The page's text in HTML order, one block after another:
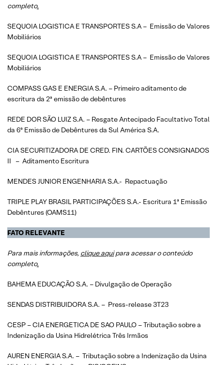
completo.
SEQUOIA LOGISTICA E TRANSPORTES S.A – Emissão de Valores
Mobiliários
SEQUOIA LOGISTICA E TRANSPORTES S.A – Emissão de Valores
Mobiliários
COMPASS GAS E ENERGIA S.A. – Primeiro aditamento de
escritura da 2ª emissão de debêntures
REDE DOR SÃO LUIZ S.A. – Resgate Antecipado Facultativo Total
da 6ª Emissão de Debêntures da Sul América S.A.
CIA SECURITIZADORA DE CRED. FIN. CARTÕES CONSIGNADOS
II – Aditamento Escritura
MENDES JUNIOR ENGENHARIA S.A.- Repactuação
TRIPLE PLAY BRASIL PARTICIPAÇÕES S.A.- Escritura 1ª Emissão
Debêntures (OAMS11)
FATO RELEVANTE
Para mais informações, clique aquipara acessar o conteúdo
completo.
BAHEMA EDUCAÇÃO S.A. – Divulgação de Operação
SENDAS DISTRIBUIDORA S.A. – Press-release 3T23
CESP – CIA ENERGETICA DE SAO PAULO – Tributação sobre a
Indenização da Usina Hidrelétrica Três Irmãos
AUREN ENERGIA S.A. – Tributação sobre a Indenização da Usina